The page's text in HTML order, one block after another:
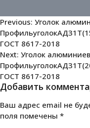
Навигация
по
записям
Previous: Уголок
ГОСТ 8617-2018
Next: Уголок
ГОСТ 8617-2018
Добавить
Ваш адрес email не
поля помечены *